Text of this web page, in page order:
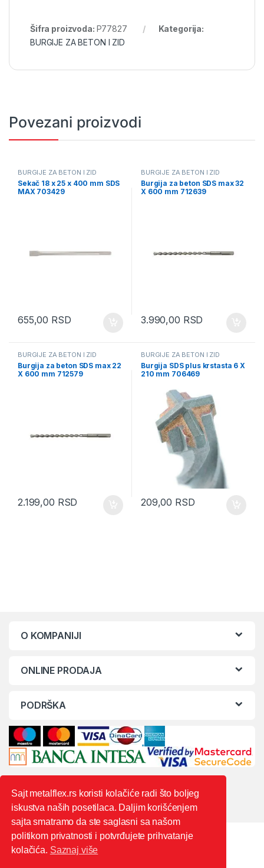
Šifra proizvoda: P77827
Kategorija:
BURGIJE ZA BETON I ZID
Povezani proizvodi
BURGIJE ZA BETON I ZID
Sekač 18 x 25 x 400 mm SDS
MAX 703429
655,00 RSD
BURGIJE ZA BETON I ZID
Burgija za beton SDS max 32
X 600 mm 712639
3.990,00 RSD
BURGIJE ZA BETON I ZID
Burgija za beton SDS max 22
X 600 mm 712579
2.199,00 RSD
BURGIJE ZA BETON I ZID
Burgija SDS plus krstasta 6 X
210 mm 706469
209,00 RSD
O KOMPANIJI
ONLINE PRODAJA
PODRŠKA
Sajt metalflex.rs koristi kolačiće radi što boljeg
iskustva naših posetilaca. Daljim korišćenjem
sajta smatramo da ste saglasni sa našom
politikom privatnosti i potvrđujete prihvatanje
kolačića. Saznaj više